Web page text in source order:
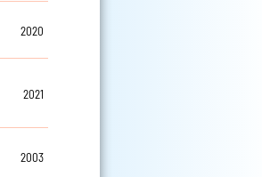
2020
2021
2003